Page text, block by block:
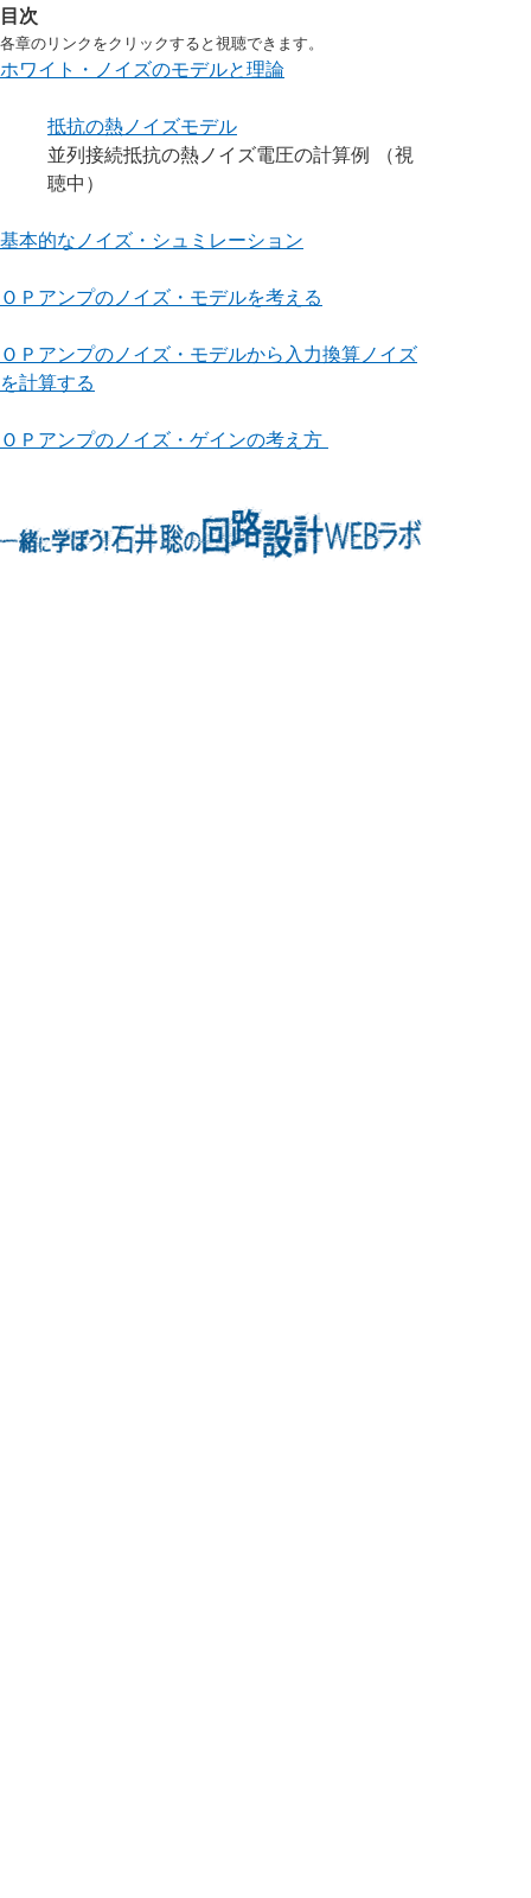
目次
各章のリンクをクリックすると視聴できます。
ホワイト・ノイズのモデルと理論
抵抗の熱ノイズモデル
並列接続抵抗の熱ノイズ電圧の計算例 （視
聴中）
基本的なノイズ・シュミレーション
ＯＰアンプのノイズ・モデルを考える
ＯＰアンプのノイズ・モデルから入力換算ノイズ
を計算する
ＯＰアンプのノイズ・ゲインの考え方